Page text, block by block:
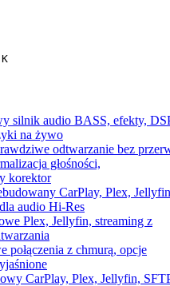
silnik audio BASS, efekty,
na żywo
odtwarzanie bez
głośności,
korektor
CarPlay, Plex,
audio Hi-Res
Plex, Jellyfin, streaming z
połączenia z chmurą, opcje
CarPlay, Plex, Jellyfin,